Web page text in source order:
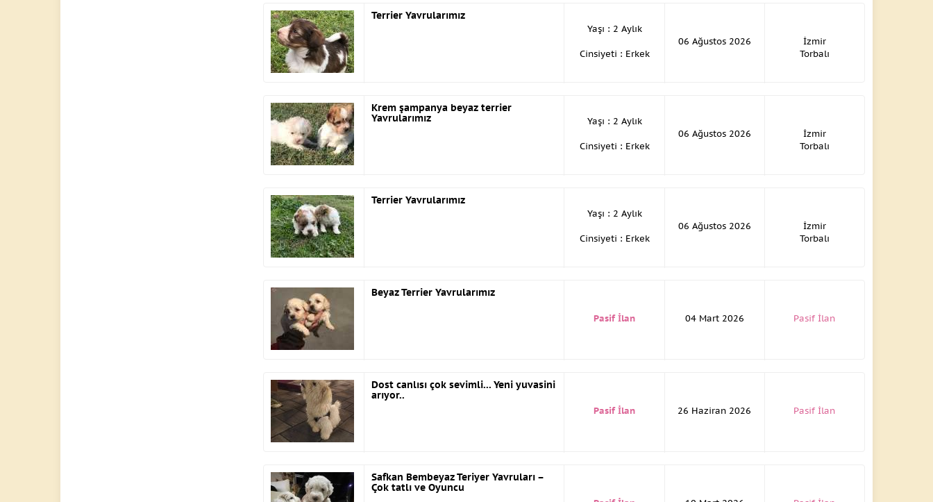
Terrier Yavrularımız
Yaşı : 2 Aylık
Cinsiyeti : Erkek
06 Ağustos 2026
İzmir
Torbalı
Krem şampanya beyaz terrier
Yavrularımız
Yaşı : 2 Aylık
Cinsiyeti : Erkek
06 Ağustos 2026
İzmir
Torbalı
Terrier Yavrularımız
Yaşı : 2 Aylık
Cinsiyeti : Erkek
06 Ağustos 2026
İzmir
Torbalı
Beyaz Terrier Yavrularımız
Pasif İlan 04 Mart 2026 Pasif İlan
Dost canlısı çok sevimli... Yeni yuvasini
arıyor..
Pasif İlan 26 Haziran 2026 Pasif İlan
Safkan Bembeyaz Teriyer Yavruları –
Çok tatlı ve Oyuncu